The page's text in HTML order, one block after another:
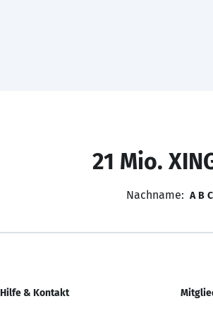
21 Mio.
Nachname: A B C
Hilfe & Kontakt